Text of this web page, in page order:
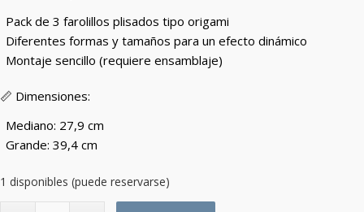
Pack de 3 farolillos plisados tipo origami
Diferentes formas y tamaños para un efecto dinámico
Montaje sencillo (requiere ensamblaje)
📏 Dimensiones:
Mediano: 27,9 cm
Grande: 39,4 cm
1 disponibles (puede reservarse)